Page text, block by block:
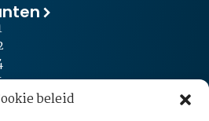
beleid